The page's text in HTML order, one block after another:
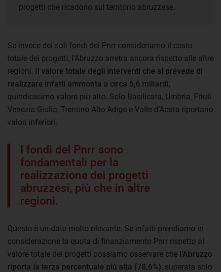
progetti che ricadono sul territorio abruzzese.
Se invece dei soli fondi del Pnrr consideriamo il costo
totale dei progetti, l’Abruzzo arretra ancora rispetto alle altre
regioni. Il valore totale degli interventi che si prevede di
realizzare infatti ammonta a circa 5,6 miliardi,
quindicesimo valore più alto. Solo Basilicata, Umbria, Friuli
Venezia Giulia, Trentino Alto Adige e Valle d’Aosta riportano
valori inferiori.
I fondi del Pnrr sono
fondamentali per la
realizzazione dei progetti
abruzzesi, più che in altre
regioni.
Questo è un dato molto rilevante. Se infatti prendiamo in
considerazione la quota di finanziamento Pnrr rispetto al
valore totale dei progetti possiamo osservare che l’Abruzzo
riporta la terza percentuale più alta (78,6%), superata solo